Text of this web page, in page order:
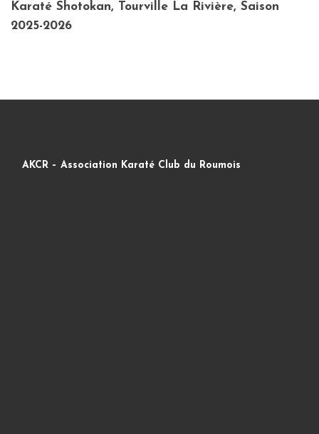
Karaté Shotokan, Tourville La Rivière, Saison
2025-2026
AKCR – Association Karaté Club du Roumois